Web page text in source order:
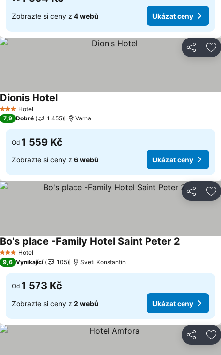
Zobrazte si ceny z 4 webů Ukázat ceny
Sdílet
3 Počet hvězdiček
Hotel
Dionis Hotel
7,9 Dobré 1 455 Varna
Od 1 559 Kč
Zobrazte si ceny z 6 webů Ukázat ceny
Sdílet
3 Počet hvězdiček
Hotel
Bo's place -Family Hotel Saint Peter 2
9,6 Vynikající 105 Sveti Konstantin
Od 1 573 Kč
Zobrazte si ceny z 2 webů Ukázat ceny
Sdílet